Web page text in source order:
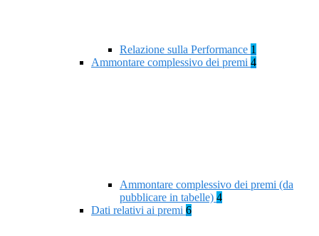
Relazione sulla Performance 1
Ammontare complessivo dei premi 4
Ammontare complessivo dei premi (da
pubblicare in tabelle) 4
Dati relativi ai premi 6